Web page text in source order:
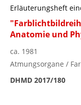
Erläuterungsheft
Anatomie und
ca. 1981
Atmungsorgane /
DHMD 2017/180